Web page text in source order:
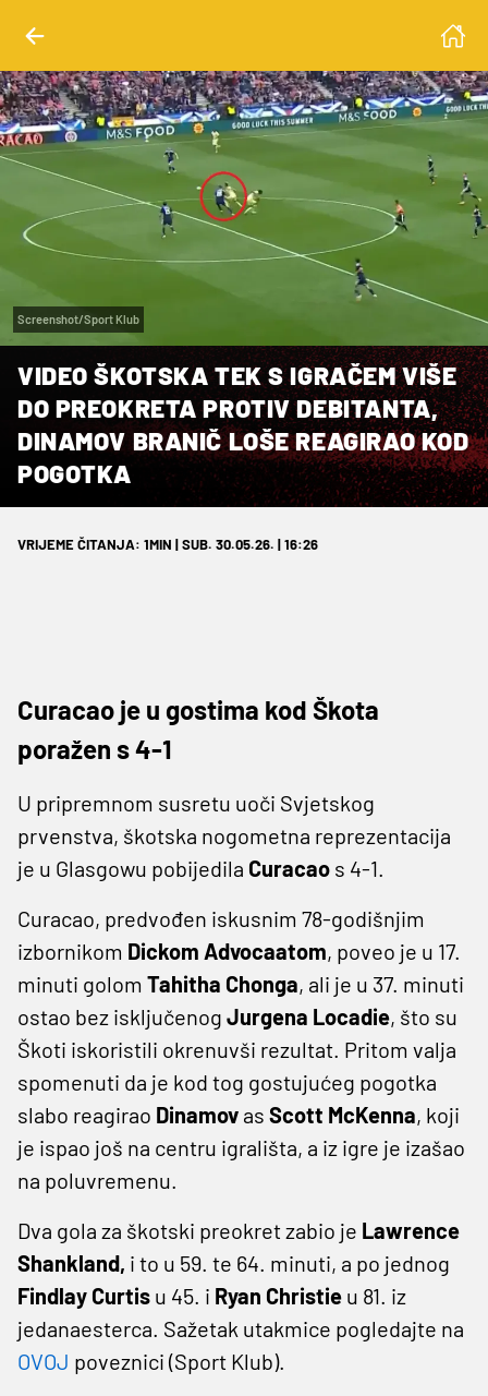
Screenshot/Sport Klub
VIDEO ŠKOTSKA TEK S IGRAČEM VIŠE
DO PREOKRETA PROTIV DEBITANTA,
DINAMOV BRANIČ LOŠE REAGIRAO KOD
POGOTKA
VRIJEME ČITANJA: 1MIN | SUB. 30.05.26. | 16:26
Curacao je u gostima kod Škota
poražen s 4-1
U pripremnom susretu uoči Svjetskog
prvenstva, škotska nogometna reprezentacija
je u Glasgowu pobijedila Curacao s 4-1.
Curacao, predvođen iskusnim 78-godišnjim
izbornikom Dickom Advocaatom, poveo je u 17.
minuti golom Tahitha Chonga, ali je u 37. minuti
ostao bez isključenog Jurgena Locadie, što su
Škoti iskoristili okrenuvši rezultat. Pritom valja
spomenuti da je kod tog gostujućeg pogotka
slabo reagirao Dinamov as Scott McKenna, koji
je ispao još na centru igrališta, a iz igre je izašao
na poluvremenu.
Dva gola za škotski preokret zabio je Lawrence
Shankland, i to u 59. te 64. minuti, a po jednog
Findlay Curtis u 45. i Ryan Christie u 81. iz
jedanaesterca. Sažetak utakmice pogledajte na
OVOJ poveznici (Sport Klub).